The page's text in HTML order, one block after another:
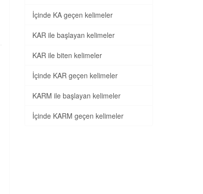
İçinde KA geçen kelimeler
KAR ile başlayan kelimeler
KAR ile biten kelimeler
İçinde KAR geçen kelimeler
KARM ile başlayan kelimeler
İçinde KARM geçen kelimeler